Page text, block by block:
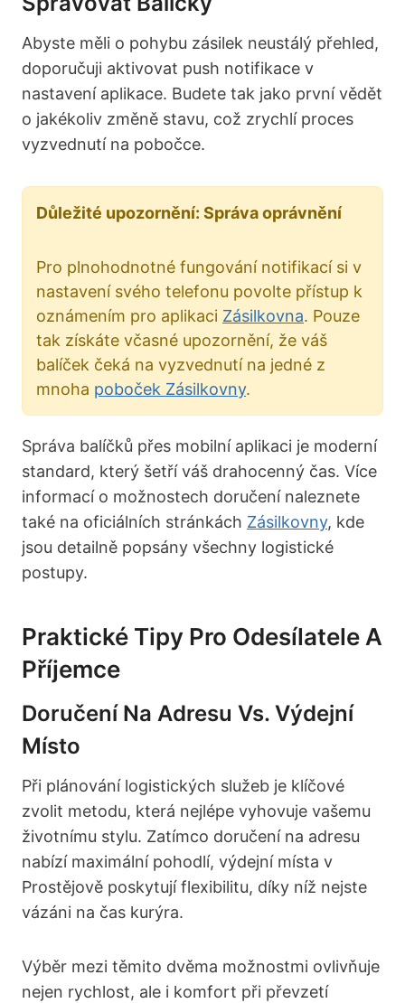
Abyste měli o pohybu zásilek neustálý přehled,
doporučuji aktivovat push notifikace v
nastavení aplikace. Budete tak jako první vědět
o jakékoliv změně stavu, což zrychlí proces
vyzvednutí na pobočce.
Důležité upozornění: Správa oprávnění
Pro plnohodnotné fungování notifikací si v
nastavení svého telefonu povolte přístup k
oznámením pro aplikaci Zásilkovna. Pouze
tak získáte včasné upozornění, že váš
balíček čeká na vyzvednutí na jedné z
mnoha poboček Zásilkovny.
Správa balíčků přes mobilní aplikaci je moderní
standard, který šetří váš drahocenný čas. Více
informací o možnostech doručení naleznete
také na oficiálních stránkách Zásilkovny, kde
jsou detailně popsány všechny logistické
postupy.
Praktické Tipy Pro Odesílatele A
Příjemce
Doručení Na Adresu Vs. Výdejní
Místo
Při plánování logistických služeb je klíčové
zvolit metodu, která nejlépe vyhovuje vašemu
životnímu stylu. Zatímco doručení na adresu
nabízí maximální pohodlí, výdejní místa v
Prostějově poskytují flexibilitu, díky níž nejste
vázáni na čas kurýra.
Výběr mezi těmito dvěma možnostmi ovlivňuje
nejen rychlost, ale i komfort při převzetí